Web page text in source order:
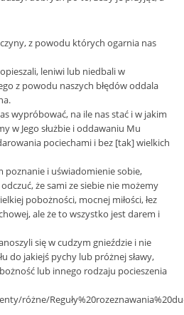
z powodu których ogarnia nas
leniwi lub niedbali w
z powodu naszych błędów oddala
wypróbować, na ile nas stać i w jakim
w Jego służbie i oddawaniu Mu
pociechami i bez [tak] wielkich
poznanie i uświadomienie sobie,
że sami ze siebie nie możemy
pobożności, mocnej miłości, łez
ale że to wszystko jest darem i
się w cudzym gnieździe i nie
do jakiejś pychy lub próżnej sławy,
lub innego rodzaju pocieszenia
różne/